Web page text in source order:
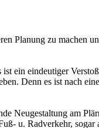
Planung zu machen
ein eindeutiger
Denn es ist nach
Neugestaltung am
u. Radverkehr,